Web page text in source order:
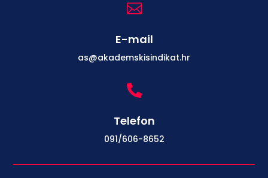

E-mail
as@akademskisindikat.hr

Telefon
091/606-8652